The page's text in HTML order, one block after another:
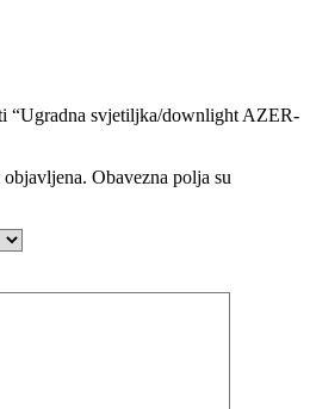
“Ugradna svjetiljka/downlight AZER-
objavljena. Obavezna polja su